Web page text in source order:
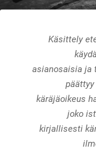
Käsittely
asianosaisia ja
käräjäoikeus
joko
kirjallisesti